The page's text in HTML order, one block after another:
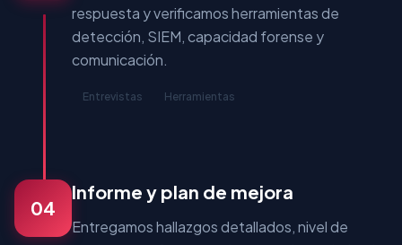
respuesta y verificamos herramientas de
detección, SIEM, capacidad forense y
comunicación.
Entrevistas Herramientas
04
Informe y plan de mejora
Entregamos hallazgos detallados, nivel de